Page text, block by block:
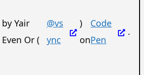
by Yair
Even Or (
@vs
ync
)
on
Code
Pen
.